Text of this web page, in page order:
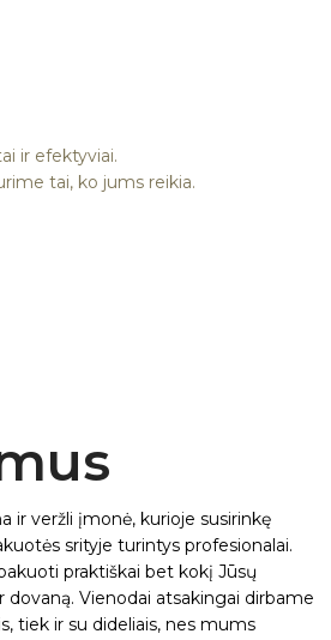
ir efektyviai.
tai, ko jums reikia.
ir veržli įmonė, kurioje susirinkę
srityje turintys profesionalai.
praktiškai bet kokį Jūsų
dovaną. Vienodai atsakingai dirbame
tiek ir su dideliais, nes mums